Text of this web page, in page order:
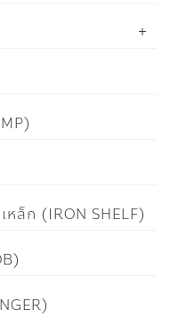
ล็ก (IRON SHELF)